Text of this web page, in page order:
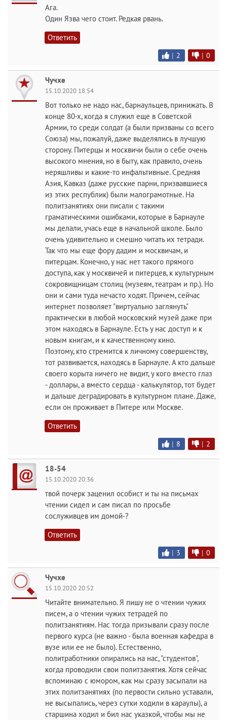
Ага.
Один Язва чего стоит. Редкая рвань.
Ответить
| 2 | 0
Чучхе
15.10.2020 18:54
Вот только не надо нас, барнаульцев, принижать. В
конце 80-х, когда я служил еще в Советской
Армии, то среди солдат (а были призваны со всего
Союза) мы, пожалуй, даже выделялись в лучшую
сторону. Питерцы и москвичи были о себе очень
высокого мнения, но в быту, как правило, очень
неряшливы и какие-то инфальтивные. Средняя
Азия, Кавказ (даже русские парни, призвавшиеся
из этих республик) были малограмотные. На
политзанятиях они писали с такими
граматическими ошибками, которые в Барнауле
мы делали, учась еще в начальной школе. Было
очень удивительно и смешно читать их тетради.
Так что мы еще фору дадим и москвичам, и
питерцам. Конечно, у нас нет такого прямого
доступа, как у москвичей и питерцев, к культурным
сокровищницам столиц (музеям, театрам и пр.). Но
они и сами туда нечасто ходят. Причем, сейчас
интернет позволяет "виртуально заглянуть"
практически в любой московский музей даже при
этом находясь в Барнауле. Есть у нас доступ и к
новым книгам, и к качественному кино.
Поэтому, кто стремится к личному совершенству,
тот развивается, находясь в Барнауле. А кто дальше
своего корыта ничего не видит, у кого вместо глаз
- доллары, а вместо сердца - калькулятор, тот будет
и дальше деградировать в культурном плане. Даже,
если он проживает в Питере или Москве.
Ответить
| 8 | 2
18-54
15.10.2020 20:36
твой почерк заценил особист и ты на письмах
чтении сидел и сам писал по просьбе
сослуживцев им домой-?
Ответить
| 3 | 0
Чучхе
15.10.2020 20:52
Читайте внимательно. Я пишу не о чтении чужих
писем, а о чтении чужих тетрадей по
политзанятиям. Нас тогда призывали сразу после
первого курса (не важно - была военная кафедра в
вузе или ее не было). Естественно,
политработники опирались на нас, "студентов",
когда проводили свои политзанятия. Хотя сейчас
вспоминаю с юмором, как мы сразу засыпали на
этих политзанятиях (по первости сильно уставали,
не высыпались, через сутки ходили в караулы), а
старшина ходил и бил нас указкой, чтобы мы не